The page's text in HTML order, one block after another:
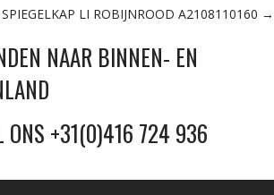
LI ROBIJNROOD A2108110160 →
NAAR BINNEN- EN
ONS +31(0)416 724 936